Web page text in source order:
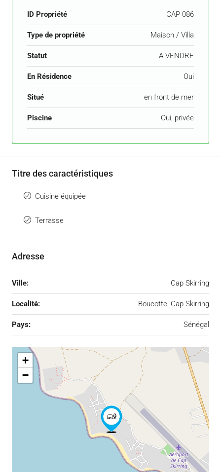
ID Propriété CAP 086
Type de propriété Maison / Villa
Statut A VENDRE
En Résidence Oui
Situé en front de mer
Piscine Oui, privée
Titre des caractéristiques
Cuisine équipée
Terrasse
Adresse
Ville: Cap Skirring
Localité: Boucotte, Cap Skirring
Pays: Sénégal
+
−